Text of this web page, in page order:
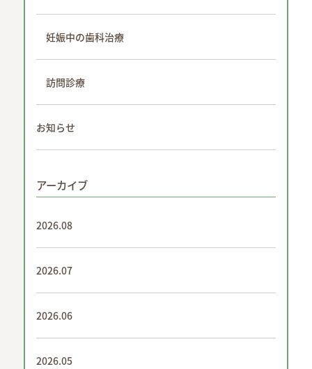
妊娠中の歯科治療
訪問診療
お知らせ
アーカイブ
2026.08
2026.07
2026.06
2026.05